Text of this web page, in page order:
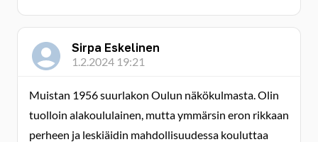
Sirpa Eskelinen
1.2.2024 19:21
Muistan 1956 suurlakon Oulun näkökulmasta. Olin
tuolloin alakoululainen, mutta ymmärsin eron rikkaan
perheen ja leskiäidin mahdollisuudessa kouluttaa